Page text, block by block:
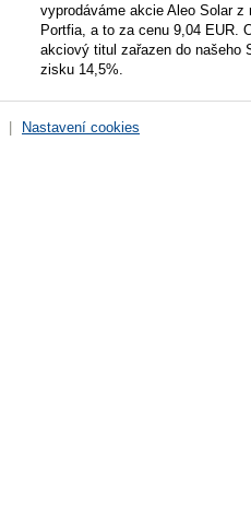
vyprodáváme akcie Aleo Solar z
Portfia, a to za cenu 9,04 EUR.
akciový titul zařazen do našeho
zisku 14,5%.
Nastavení cookies